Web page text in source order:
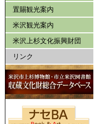
置賜観光案内
米沢観光案内
米沢上杉文化振興財団
リンク